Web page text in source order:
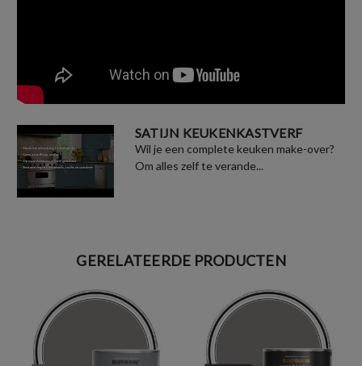
SATIJN KEUKENKASTVERF
Wil je een complete keuken make-over?
Om alles zelf te verande...
GERELATEERDE PRODUCTEN